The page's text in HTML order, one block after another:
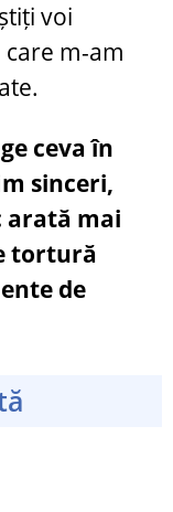
voi
m-am
ceva în
sinceri,
arată mai
tortură
de